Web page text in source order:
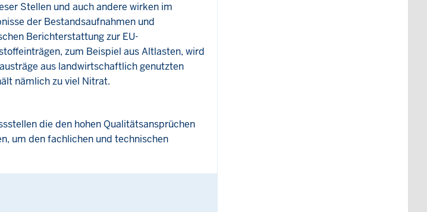
Stellen und auch andere wirken im
der Bestandsaufnahmen und
Berichterstattung zur EU-
zum Beispiel aus Altlasten, wird
aus landwirtschaftlich genutzten
nämlich zu viel Nitrat.
die den hohen Qualitätsansprüchen
um den fachlichen und technischen